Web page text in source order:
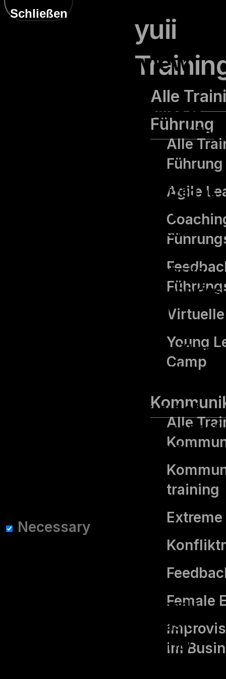
yuii
Alle
Führung
Alle
Führung
Agile
Young
Camp
Alle
training
Female
im
Schließen
Privacy Overview
This website uses cookies to
improve your experience while
you navigate through the
website. Out of these, the
cookies that are categorized as
necessary are stored on your
browser as they are essential
functionalities of the website.
We also use third-party cookies
that help us analyze and
website. These cookies will be
stored in your browser only
have the option to opt-out of
these cookies. But opting out of
some of these cookies may
Necessary
website to function properly.
These cookies ensure basic
functionalities and security